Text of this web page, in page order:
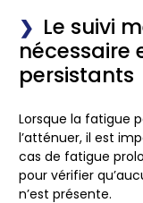
Le suivi
nécessaire
persistants
Lorsque la fatigue
l’atténuer, il est
cas de fatigue
pour vérifier
n’est présente.